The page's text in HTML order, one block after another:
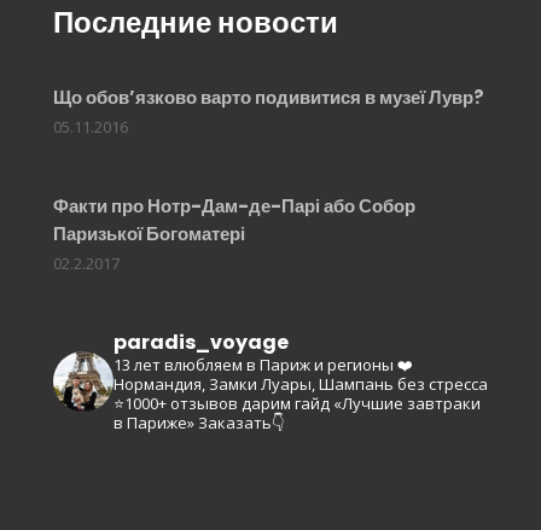
Последние новости
Що обов’язково варто подивитися в музеї Лувр?
05.11.2016
Факти про Нотр-Дам-де-Парі або Собор
Паризької Богоматері
02.2.2017
paradis_voyage
13 лет влюбляем в Париж и регионы ❤️
Нормандия, Замки Луары, Шампань без стресса
⭐️1000+ отзывов дарим гайд «Лучшие завтраки
в Париже» Заказать👇